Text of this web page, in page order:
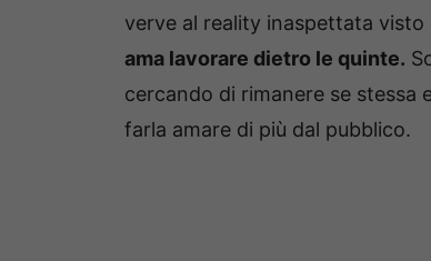
verve al reality inaspettata visto
ama lavorare dietro le quinte.
cercando di rimanere se stessa
farla amare di più dal pubblico.